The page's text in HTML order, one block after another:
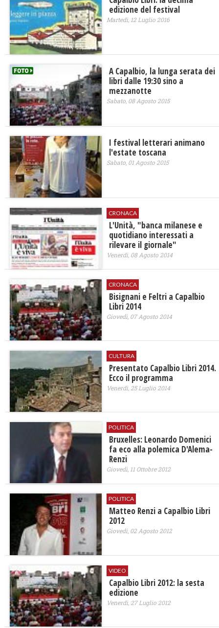
edizione del festival
Martedì, 12 Luglio 2016
A Capalbio, la lunga serata dei
libri dalle 19:30 sino a
mezzanotte
Sabato, 08 Agosto 2015
I festival letterari animano
l'estate toscana
Sabato, 01 Agosto 2015
CRONACA
L'Unità, "banca milanese e
quotidiano interessati a
rilevare il giornale"
Venerdì, 08 Agosto 2014
CRONACA
Bisignani e Feltri a Capalbio
Libri 2014
Giovedì, 07 Agosto 2014
CULTURA
Presentato Capalbio Libri 2014.
Ecco il programma
Venerdì, 25 Luglio 2014
POLITICA
Bruxelles: Leonardo Domenici
fa eco alla polemica D'Alema-
Renzi
Giovedì, 11 Ottobre 2012
POLITICA
Matteo Renzi a Capalbio Libri
2012
Giovedì, 02 Agosto 2012
VIDEO
Capalbio Libri 2012: la sesta
edizione
Venerdì, 27 Luglio 2012